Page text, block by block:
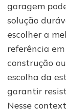
garagem
solução
escolher a
referência
construção
escolha da
garantir
Nesse